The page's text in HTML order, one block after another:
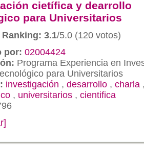
cietífica y dearrollo
para Universitarios
Ranking: 3.1/5.0 (120 votos)
por: 02004424
Programa Experiencia en
para Universitarios
investigación , desarrollo , charla
, universitarios , cientifica